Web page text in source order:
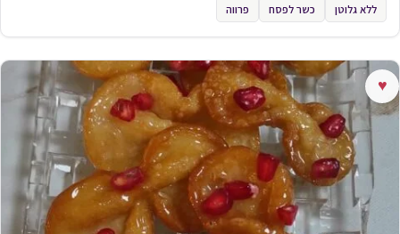
ללא גלוטן כשר לפסח פרווה
♥